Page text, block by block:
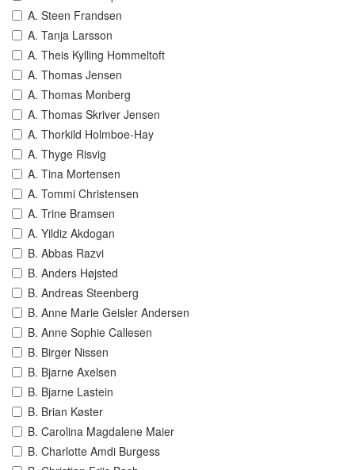
A. Steen Frandsen
A. Tanja Larsson
A. Theis Kylling Hommeltoft
A. Thomas Jensen
A. Thomas Monberg
A. Thomas Skriver Jensen
A. Thorkild Holmboe-Hay
A. Thyge Risvig
A. Tina Mortensen
A. Tommi Christensen
A. Trine Bramsen
A. Yildiz Akdogan
B. Abbas Razvi
B. Anders Højsted
B. Andreas Steenberg
B. Anne Marie Geisler Andersen
B. Anne Sophie Callesen
B. Birger Nissen
B. Bjarne Axelsen
B. Bjarne Lastein
B. Brian Køster
B. Carolina Magdalene Maier
B. Charlotte Amdi Burgess